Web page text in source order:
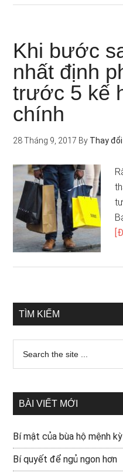
Khi bước
nhất định
trước 5 kế
chính
28 Tháng 9, 2017 By Thay
TÌM KIẾM
BÀI VIẾT MỚI
Bí mật của bùa hộ mệnh
Bí quyết để ngủ ngon hơn